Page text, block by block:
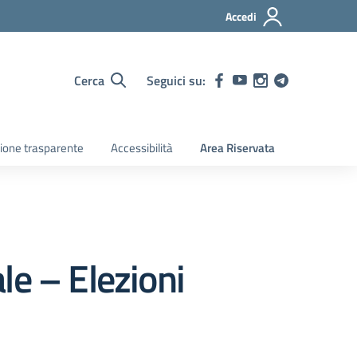
Accedi
Cerca Seguici su:
trasparente Accessibilità Area Riservata
– Elezioni